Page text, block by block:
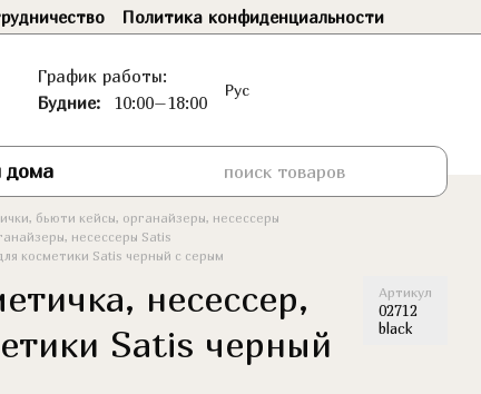
Политика конфиденциальности
График работы:
Будние:
10:00–18:00
Рус
дома
бьюти кейсы, органайзеры, несессеры
несессеры Satis
косметики Satis черный с серым
несессер,
Satis черный
Артикул
02712
black